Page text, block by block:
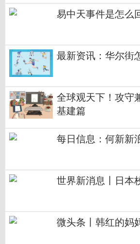
易中天事件是怎么
最新资讯：华尔街
全球观天下！攻
基建篇
每日信息：何新新
世界新消息丨日本
微头条丨韩红的妈